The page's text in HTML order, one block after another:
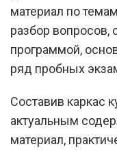
материал по
разбор вопросов,
программой,
ряд пробных
Составив каркас
актуальным
материал,